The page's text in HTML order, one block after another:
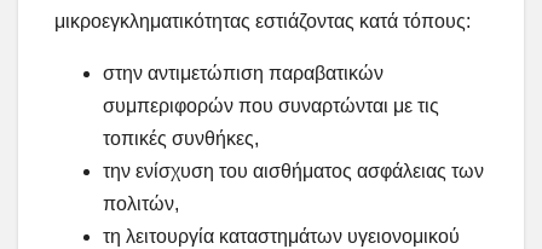
μικροεγκληματικότητας εστιάζοντας κατά τόπους:
στην αντιμετώπιση παραβατικών
συμπεριφορών που συναρτώνται με τις
τοπικές συνθήκες,
την ενίσχυση του αισθήματος ασφάλειας των
πολιτών,
τη λειτουργία καταστημάτων υγειονομικού